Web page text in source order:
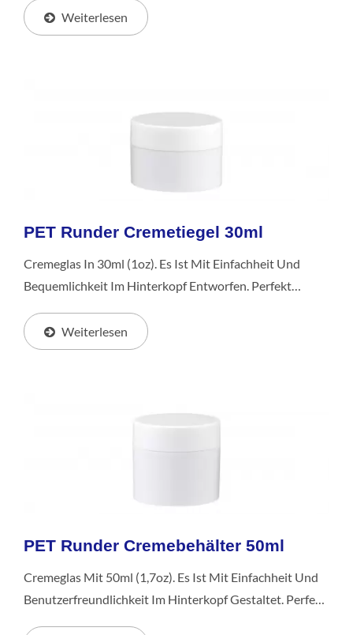
Die Kompakte Größe Für Mühelose Tragbarkeit.
Weiterlesen
PET Runder Cremetiegel 30ml
Cremeglas In 30ml (1oz). Es Ist Mit Einfachheit Und
Bequemlichkeit Im Hinterkopf Entworfen. Perfekt
Seine Kompakte Größe Für Mühelose Tragbarkeit.
Weiterlesen
PET Runder Cremebehälter 50ml
Cremeglas Mit 50ml (1,7oz). Es Ist Mit Einfachheit Und
Benutzerfreundlichkeit Im Hinterkopf Gestaltet. Perfekt